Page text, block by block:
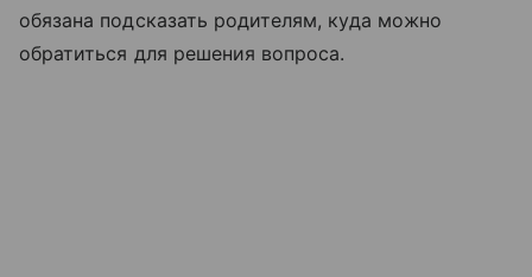
обязана подсказать родителям, куда можно
обратиться для решения вопроса.